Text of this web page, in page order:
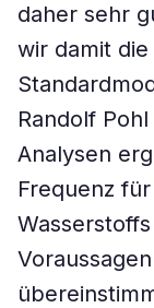
daher sehr
wir damit die
Randolf
Analysen
Frequenz